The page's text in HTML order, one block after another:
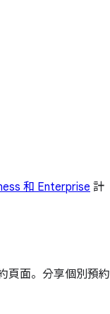
和 Enterprise 計
頁面。分享個別預約